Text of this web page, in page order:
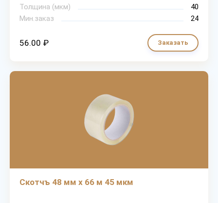
Толщина (мкм)
40
Мин.заказ
24
56.00 ₽ Заказать
Скотчъ 48 мм х 66 м 45 мкм